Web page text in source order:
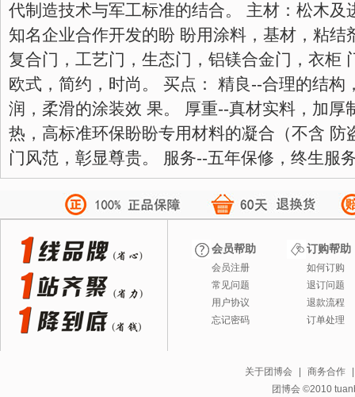
代制造技术与军工标准的结合。 主材：松木及
知名企业合作开发的盼 盼用涂料，基材，粘结
复合门，工艺门，生态门，铝镁合金门，衣柜
欧式，简约，时尚。 买点： 精良--合理的结构
润，柔滑的涂装效 果。 厚重--真材实料，加厚
热，高标准环保盼盼专用材料的凝合（不含 防
门风范，彰显尊贵。 服务--五年保修，终生服
会员帮助
会员注册
常见问题
用户协议
忘记密码
订购帮助
如何订购
退订问题
退款流程
订单处理
关于团博会 商务合作
团博会 ©2010